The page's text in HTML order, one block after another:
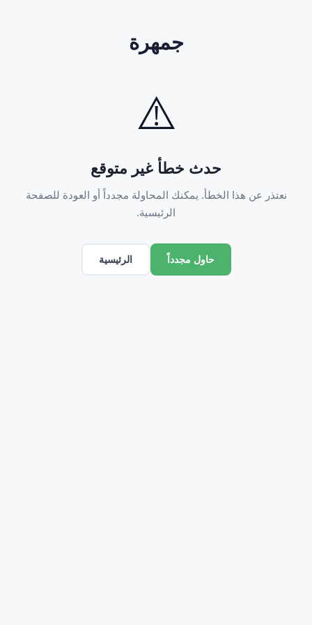
جمهرة
⚠️
حدث خطأ غير متوقع
نعتذر عن هذا الخطأ. يمكنك المحاولة مجدداً أو العودة للصفحة
الرئيسية.
حاول مجدداً الرئيسية